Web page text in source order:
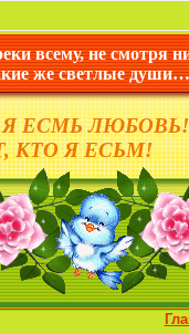
всему, не смотря
же светлые души…
ЕСМЬ ЛЮБОВЬ!
КТО Я ЕСЬМ!